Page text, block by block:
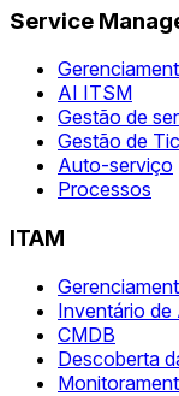
Service
AI ITSM
Gestão de
Gestão de
Auto-serviço
Processos
ITAM
Inventário de
CMDB
Descoberta